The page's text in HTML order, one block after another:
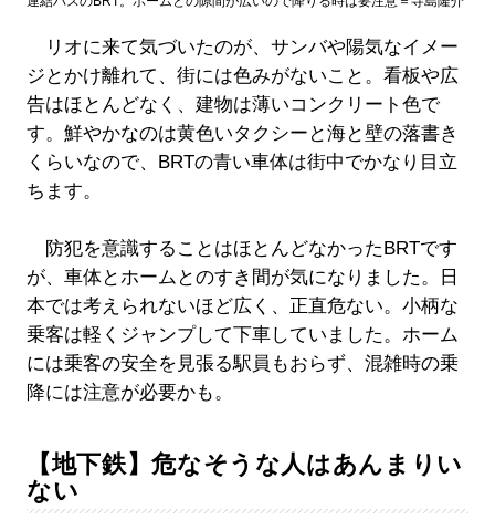
リオに来て気づいたのが、サンバや陽気なイメー
ジとかけ離れて、街には色みがないこと。看板や広
告はほとんどなく、建物は薄いコンクリート色で
す。鮮やかなのは黄色いタクシーと海と壁の落書き
くらいなので、BRTの青い車体は街中でかなり目立
ちます。
防犯を意識することはほとんどなかったBRTです
が、車体とホームとのすき間が気になりました。日
本では考えられないほど広く、正直危ない。小柄な
乗客は軽くジャンプして下車していました。ホーム
には乗客の安全を見張る駅員もおらず、混雑時の乗
降には注意が必要かも。
【地下鉄】危なそうな人はあんまりい
ない